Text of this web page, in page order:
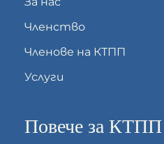
Членство
Членове на КТПП
Услуги
Повече за КТПП